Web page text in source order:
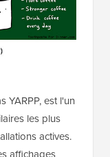
YARPP, est l'un
les plus
actives.
affichages